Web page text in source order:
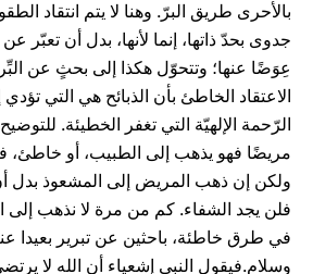
بالأحرى طريق البرّ. وهنا لا يتم انتقاد
جدوى بحدّ ذاتها، إنما لأنها، بدل أن تعبّر
عِوَضًا عنها؛ وتتحوّل هكذا إلى بحثٍ عن
الاعتقاد الخاطئ بأن الذبائح هي التي
الرّحمة الإلهيّة التي تغفر الخطيئة.
مريضًا فهو يذهب إلى الطبيب، أو خاطئ،
ولكن إن ذهب المريض إلى المشعوذ بدل
فلن يجد الشفاء. كم من مرة لا نذهب إلى
في طرق خاطئة، باحثين عن تبرير بعيدا
وسلام.فيقول النبي إشعياء أن الله لا